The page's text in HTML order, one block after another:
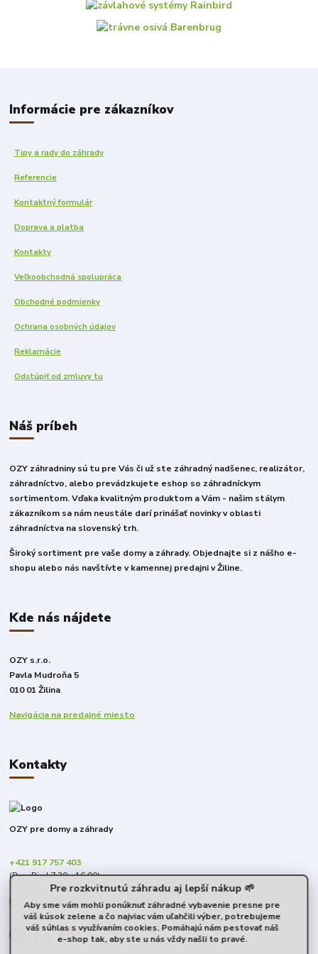
Informácie pre zákazníkov
Tipy a rady do záhrady
Referencie
Kontaktný formulár
Doprava a platba
Kontakty
Veľkoobchodná spolupráca
Obchodné podmienky
Ochrana osobných údajov
Reklamácie
Odstúpiť od zmluvy tu
Náš príbeh
OZY záhradniny sú tu pre Vás či už ste záhradný nadšenec, realizátor,
záhradníctvo, alebo prevádzkujete eshop so záhradníckym
sortimentom. Vďaka kvalitným produktom a Vám - našim stálym
zákazníkom sa nám neustále darí prinášať novinky v oblasti
záhradníctva na slovenský trh.
Široký sortiment pre vaše domy a záhrady. Objednajte si z nášho e-
shopu alebo nás navštívte v kamennej predajni v Žiline.
Kde nás nájdete
OZY s.r.o.
Pavla Mudroňa 5
010 01 Žilina
Navigácia na predajné miesto
Kontakty
OZY pre domy a záhrady
+421 917 757 403
(Po - Pia | 7:30 - 16:00)
obchod@predomyazahrady.sk
Pre rozkvitnutú záhradu aj lepší nákup 🌱
Aby sme vám mohli ponúknuť záhradné vybavenie presne pre
váš kúsok zelene a čo najviac vám uľahčili výber, potrebujeme
váš súhlas s využívaním cookies. Pomáhajú nám pestovať náš
e-shop tak, aby ste u nás vždy našli to pravé.